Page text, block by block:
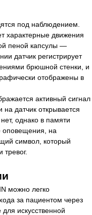
под наблюдением.
характерные движения
пеной капсулы —
датчик регистрирует
брюшной стенки, и
отображены в
активный сигнал
датчик открывается
однако в памяти
оповещения, на
символ, который
тревог.
можно легко
за пациентом через
искусственной